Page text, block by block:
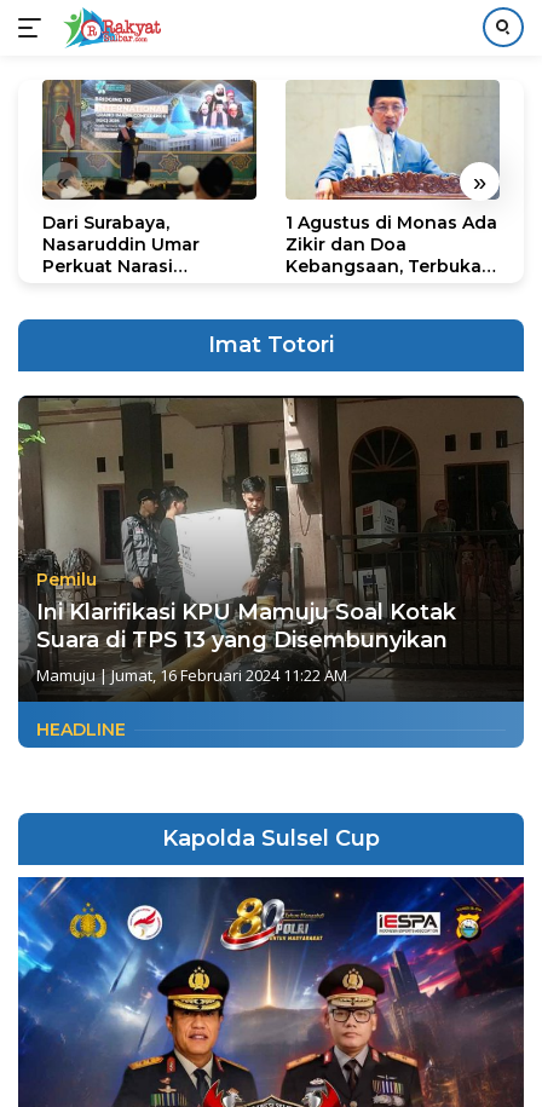
konten
« »
Dari Surabaya,
Nasaruddin Umar
Perkuat Narasi
1 Agustus di Monas Ada
Zikir dan Doa
Kebangsaan, Terbuka
Imat Totori
Pemilu
Ini Klarifikasi KPU Mamuju Soal Kotak
Suara di TPS 13 yang Disembunyikan
Mamuju|Jumat, 16 Februari 2024 11:22 AM
HEADLINE
Kapolda Sulsel Cup